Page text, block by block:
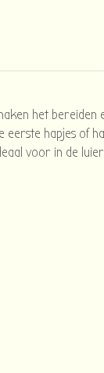
het bereiden
hapjes of
voor in de